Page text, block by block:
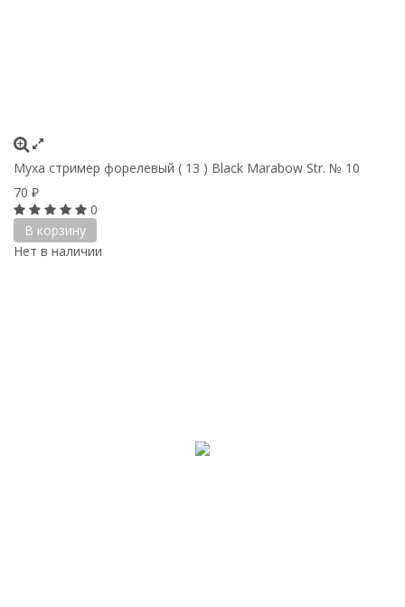
Муха стример форелевый ( 13 ) Black Marabow Str. № 10
70 ₽
0
В корзину
Нет в наличии